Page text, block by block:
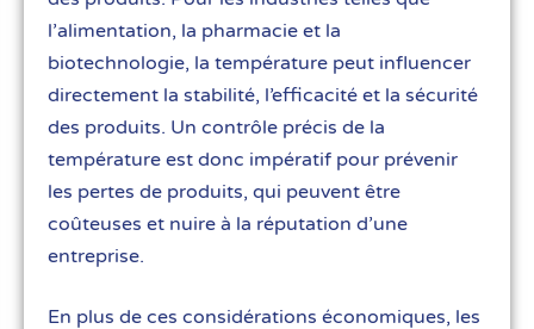
l’alimentation, la pharmacie et la
biotechnologie, la température peut influencer
directement la stabilité, l’efficacité et la sécurité
des produits. Un contrôle précis de la
température est donc impératif pour prévenir
les pertes de produits, qui peuvent être
coûteuses et nuire à la réputation d’une
entreprise.
En plus de ces considérations économiques, les